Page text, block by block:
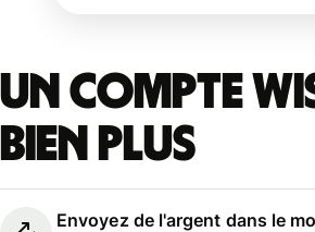
Un compte
bien plus
Envoyez de l'argent dans le